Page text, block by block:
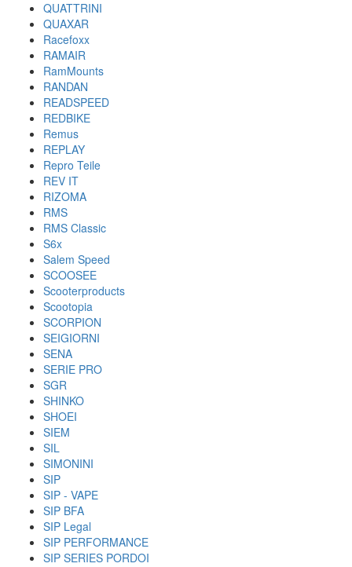
QUATTRINI
QUAXAR
Racefoxx
RAMAIR
RamMounts
RANDAN
READSPEED
REDBIKE
Remus
REPLAY
Repro Teile
REV IT
RIZOMA
RMS
RMS Classic
S6x
Salem Speed
SCOOSEE
Scooterproducts
Scootopia
SCORPION
SEIGIORNI
SENA
SERIE PRO
SGR
SHINKO
SHOEI
SIEM
SIL
SIMONINI
SIP
SIP - VAPE
SIP BFA
SIP Legal
SIP PERFORMANCE
SIP SERIES PORDOI